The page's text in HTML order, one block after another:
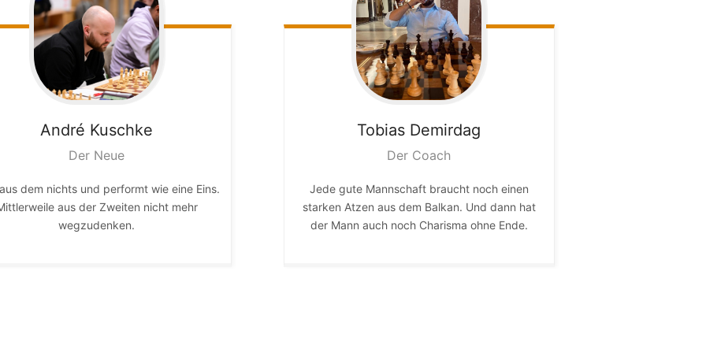
André Kuschke
Der Neue
dem nichts und performt wie eine Eins.
aus der Zweiten nicht mehr
wegzudenken.
Tobias Demirdag
Der Coach
Jede gute Mannschaft braucht noch einen
starken Atzen aus dem Balkan. Und dann hat
der Mann auch noch Charisma ohne Ende.